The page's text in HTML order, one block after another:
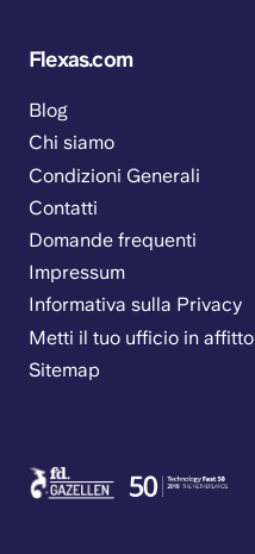
Flexas.com
Blog
Chi siamo
Condizioni Generali
Contatti
Domande frequenti
Impressum
Informativa sulla Privacy
Metti il tuo ufficio in affitto
Sitemap